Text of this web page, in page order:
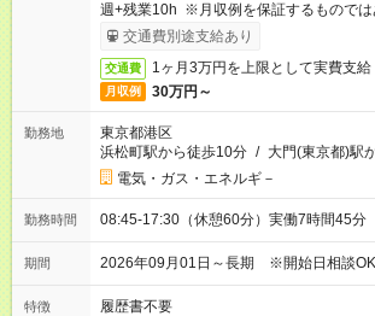
週+残業10h ※月収例を保証するもので
受取りサービス利用可（利用条件有）
交通費別途支給あり
交通費 1ヶ月3万円を上限として実費支給
月収例 30万円～
勤務地
東京都港区
浜松町駅から徒歩10分 / 大門(東京都)駅
電気・ガス・エネルギ－
勤務時間 08:45-17:30（休憩60分）実働7時間45分
期間 2026年09月01日～長期 ※開始日相談
特徴 履歴書不要